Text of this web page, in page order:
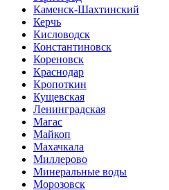
Каменск-Шахтинский
Керчь
Кисловодск
Константиновск
Кореновск
Краснодар
Кропоткин
Кущевская
Ленинградская
Магас
Майкоп
Махачкала
Миллерово
Минеральные воды
Морозовск